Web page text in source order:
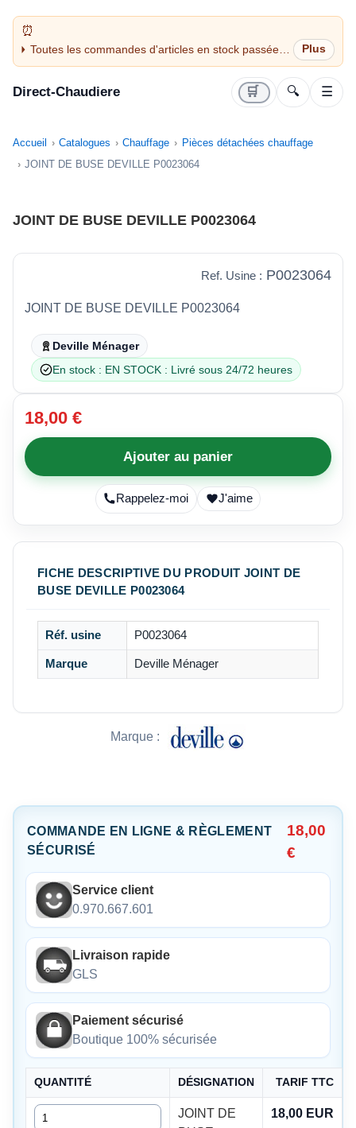
Toutes les commandes d'articles en stock passées
avant 14H sont expédiées le jour même (jours
Direct-Chaudiere 🛒 🔍 ☰
Accueil Catalogues Chauffage
Pièces détachées chauffage
JOINT DE BUSE DEVILLE P0023064
JOINT DE BUSE DEVILLE P0023064
Ref. Usine : P0023064
JOINT DE BUSE DEVILLE P0023064
Deville Ménager
En stock : EN STOCK : Livré sous 24/72 heures
18,00 €
Ajouter au panier
Rappelez-moi J'aime
FICHE DESCRIPTIVE DU PRODUIT JOINT DE
BUSE DEVILLE P0023064
Réf. usine P0023064
Marque Deville Ménager
Marque :
COMMANDE EN LIGNE & RÈGLEMENT
SÉCURISÉ
18,00
€
Service client
0.970.667.601
Livraison rapide
GLS
Paiement sécurisé
Boutique 100% sécurisée
QUANTITÉ DÉSIGNATION TARIF TTC
Quantité
JOINT DE
18,00 EUR